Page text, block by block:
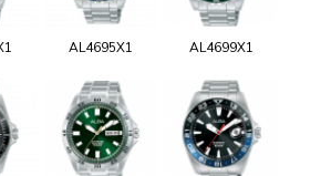
AL4695X1 AL4699X1